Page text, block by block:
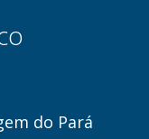
do Pará